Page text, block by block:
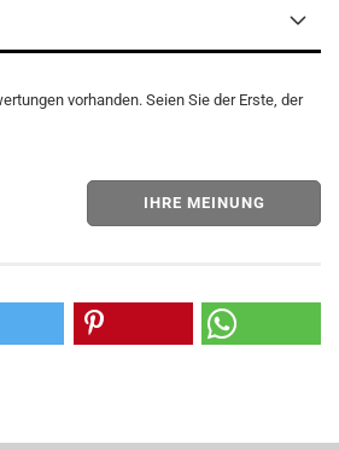
vorhanden. Seien Sie der Erste, der
IHRE MEINUNG